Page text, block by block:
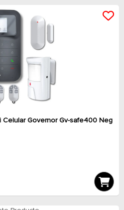
Celular Governor Gv-safe400 Neg